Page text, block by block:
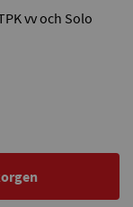
vv och Solo